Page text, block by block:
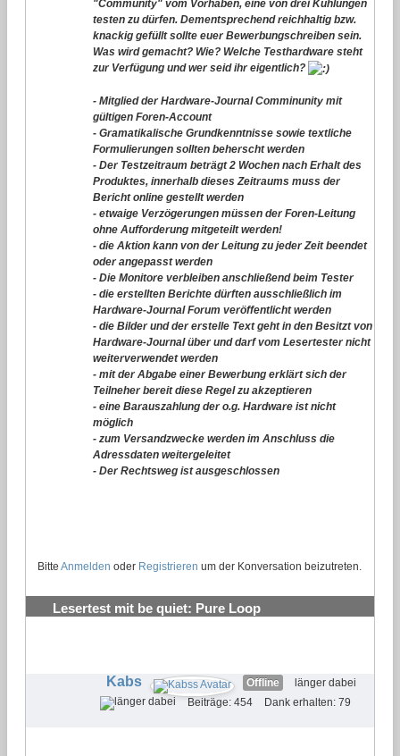
"Community" vom Vorhaben, eine von drei Kühlungen
testen zu dürfen. Dementsprechend reichhaltig bzw.
knackig gefüllt sollte euer Bewerbungschreiben sein.
Was wird gemacht? Wie? Welche Testhardware steht
zur Verfügung und wer seid ihr eigentlich?
- Mitglied der Hardware-Journal Comminunity mit
gültigen Foren-Account
- Gramatikalische Grundkenntnisse sowie textliche
Formulierungen sollten beherscht werden
- Der Testzeitraum beträgt 2 Wochen nach Erhalt des
Produktes, innerhalb dieses Zeitraums muss der
Bericht online gestellt werden
- etwaige Verzögerungen müssen der Foren-Leitung
ohne Aufforderung mitgeteilt werden!
- die Aktion kann von der Leitung zu jeder Zeit beendet
oder angepasst werden
- Die Monitore verbleiben anschließend beim Tester
- die erstellten Berichte dürften ausschließlich im
Hardware-Journal Forum veröffentlicht werden
- die Bilder und der erstelle Text geht in den Besitzt von
Hardware-Journal über und darf vom Lesertester nicht
weiterverwendet werden
- mit der Abgabe einer Bewerbung erklärt sich der
Teilneher bereit diese Regel zu akzeptieren
- eine Barauszahlung der o.g. Hardware ist nicht
möglich
- zum Versandzwecke werden im Anschluss die
Adressdaten weitergeleitet
- Der Rechtsweg ist ausgeschlossen
Bitte Anmelden oder Registrieren um der Konversation beizutreten.
Lesertest mit be quiet: Pure Loop
Kabs Offline
länger dabei
Beiträge: 454
Dank erhalten: 79